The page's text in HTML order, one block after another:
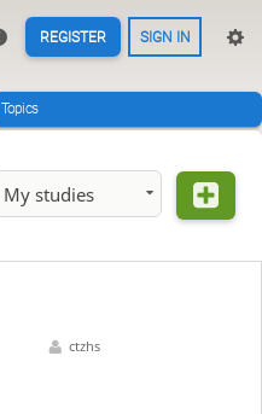
REGISTER SIGN IN
Topics
My studies
ctzhs